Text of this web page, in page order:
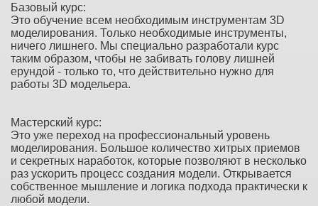
Базовый курс:
Это обучение всем необходимым инструментам 3D
моделирования. Только необходимые инструменты,
ничего лишнего. Мы специально разработали курс
таким образом, чтобы не забивать голову лишней
ерундой - только то, что действительно нужно для
работы 3D модельера.
Мастерский курс:
Это уже переход на профессиональный уровень
моделирования. Большое количество хитрых приемов
и секретных наработок, которые позволяют в несколько
раз ускорить процесс создания модели. Открывается
собственное мышление и логика подхода практически к
любой модели.